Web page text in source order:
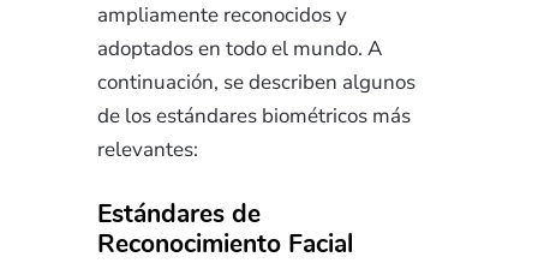
ampliamente reconocidos y
adoptados en todo el mundo. A
continuación, se describen algunos
de los estándares biométricos más
relevantes:
Estándares de
Reconocimiento Facial